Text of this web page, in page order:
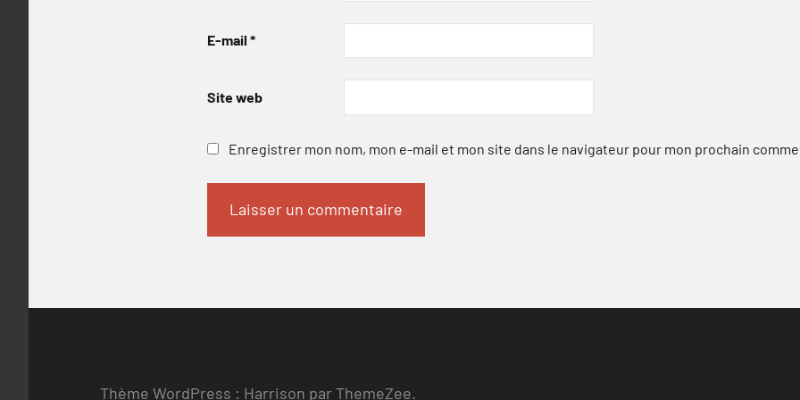
E-mail *
Site web
Enregistrer mon nom, mon e-mail et mon site dans le navigateur pour mon prochain
Thème WordPress : Harrison par ThemeZee.